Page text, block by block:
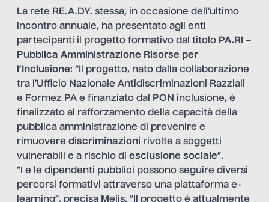
La rete RE.A.DY. stessa, in occasione dell’ultimo
incontro annuale, ha presentato agli enti
partecipanti il progetto formativo dal titolo PA.RI –
Pubblica Amministrazione Risorse per
l’Inclusione: “Il progetto, nato dalla collaborazione
tra l’Ufficio Nazionale Antidiscriminazioni Razziali
e Formez PA e finanziato dal PON inclusione, è
finalizzato al rafforzamento della capacità della
pubblica amministrazione di prevenire e
rimuovere discriminazioni rivolte a soggetti
vulnerabili e a rischio di esclusione sociale”.
“I e le dipendenti pubblici possono seguire diversi
percorsi formativi attraverso una piattaforma e-
learning”, precisa Melis. “Il progetto è attualmente